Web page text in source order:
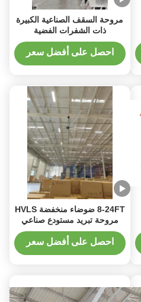
مروحة السقف الصناعية الكبيرة
ذات الشفرات الفضية
احصل على أفضل سعر
8-24FT ضوضاء منخفضة HVLS
مروحة تبريد مستودع صناعي
مروحة سقفية تهوية جيدة
احصل على أفضل سعر